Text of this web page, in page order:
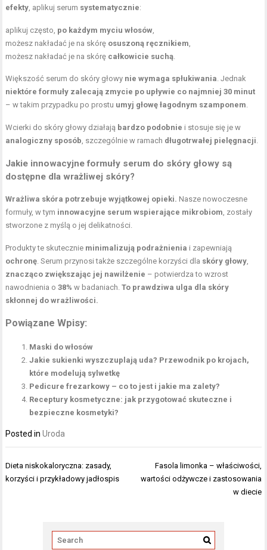
efekty, aplikuj serum systematycznie:
aplikuj często, po każdym myciu włosów,
możesz nakładać je na skórę osuszoną ręcznikiem,
możesz nakładać je na skórę całkowicie suchą.
Większość serum do skóry głowy nie wymaga spłukiwania. Jednak
niektóre formuły zalecają zmycie po upływie co najmniej 30 minut
– w takim przypadku po prostu umyj głowę łagodnym szamponem.
Wcierki do skóry głowy działają bardzo podobnie i stosuje się je w
analogiczny sposób, szczególnie w ramach długotrwałej pielęgnacji.
Jakie innowacyjne formuły serum do skóry głowy są
dostępne dla wrażliwej skóry?
Wrażliwa skóra potrzebuje wyjątkowej opieki. Nasze nowoczesne
formuły, w tym innowacyjne serum wspierające mikrobiom, zostały
stworzone z myślą o jej delikatności.
Produkty te skutecznie minimalizują podrażnienia i zapewniają
ochronę. Serum przynosi także szczególne korzyści dla skóry głowy,
znacząco zwiększając jej nawilżenie – potwierdza to wzrost
nawodnienia o38% w badaniach.To prawdziwa ulga dla skóry
skłonnej do wrażliwości.
Powiązane Wpisy:
Maski do włosów
Jakie sukienki wyszczuplają uda? Przewodnik po krojach,
które modelują sylwetkę
Pedicure frezarkowy – co to jest i jakie ma zalety?
Receptury kosmetyczne: jak przygotować skuteczne i
bezpieczne kosmetyki?
Posted inUroda
Nawigacja
wpisu
Dieta niskokaloryczna: zasady,
korzyści i przykładowy jadłospis
Fasola limonka – właściwości,
wartości odżywcze i zastosowania
w diecie